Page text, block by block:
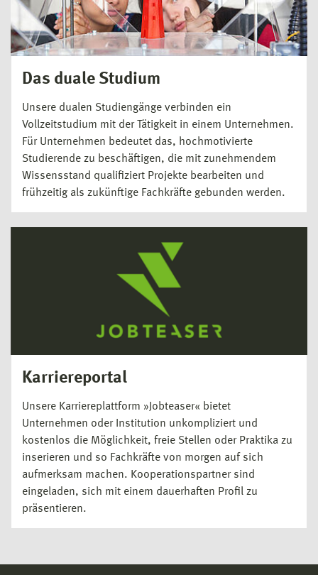
Das duale Studium
Unsere dualen Studiengänge verbinden ein
Vollzeitstudium mit der Tätigkeit in einem Unternehmen.
Für Unternehmen bedeutet das, hochmotivierte
Studierende zu beschäftigen, die mit zunehmendem
Wissensstand qualifiziert Projekte bearbeiten und
frühzeitig als zukünftige Fachkräfte gebunden werden.
Karriereportal
Unsere Karriereplattform »Jobteaser« bietet
Unternehmen oder Institution unkompliziert und
kostenlos die Möglichkeit, freie Stellen oder Praktika zu
inserieren und so Fachkräfte von morgen auf sich
aufmerksam machen. Kooperationspartner sind
eingeladen, sich mit einem dauerhaften Profil zu
präsentieren.